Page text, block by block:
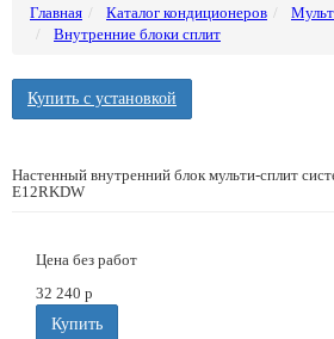
Главная Каталог кондиционеров
Внутренние блоки сплит
Купить с установкой
Настенный внутренний блок мульти-сплит
E12RKDW
Цена без работ
32 240 p
Купить